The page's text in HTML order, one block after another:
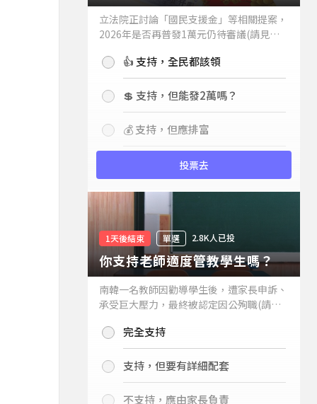
立法院正討論「國民支援金」等相關提案，
2026年是否再普發1萬元仍待審議(請見下
持嗎？👍 支持，全民都該領
💲 支持，但能發2萬嗎？
💰 支持，但應排富
投票去
1天後結束 單選 2.8K人已投
你支持老師適度管教學生嗎？
南韓一名教師因勸導學生後，遭家長申訴、
承受巨大壓力，最終被認定因公殉職(請見
你支持老師適度管教學生嗎？
完全支持
支持，但要有詳細配套
不支持，應由家長負責